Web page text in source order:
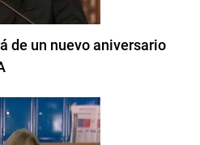
de un nuevo aniversario